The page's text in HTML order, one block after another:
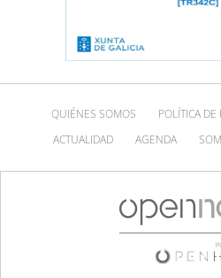
QUIÉNES SOMOS POLÍTICA DE
ACTUALIDAD
AGENDA